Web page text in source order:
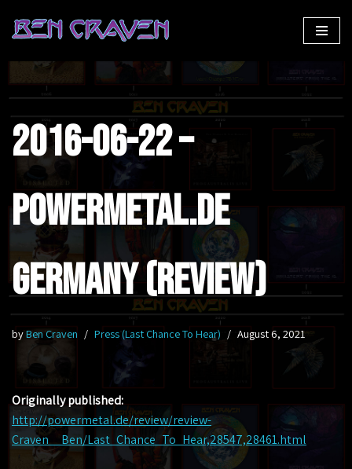
Skip
to
content
2016-06-22 –
PowerMetal.de
Germany (Review)
byBen Craven Press (Last Chance To Hear) August 6, 2021
Originally published:
http://powermetal.de/review/review-
Craven__Ben/Last_Chance_To_Hear,28547,28461.html